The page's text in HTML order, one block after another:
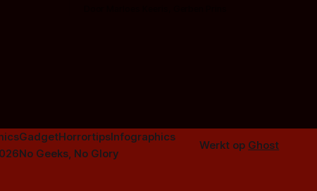
GadgetHorrortipsInfographics
No Geeks, No Glory
Werkt op Ghost